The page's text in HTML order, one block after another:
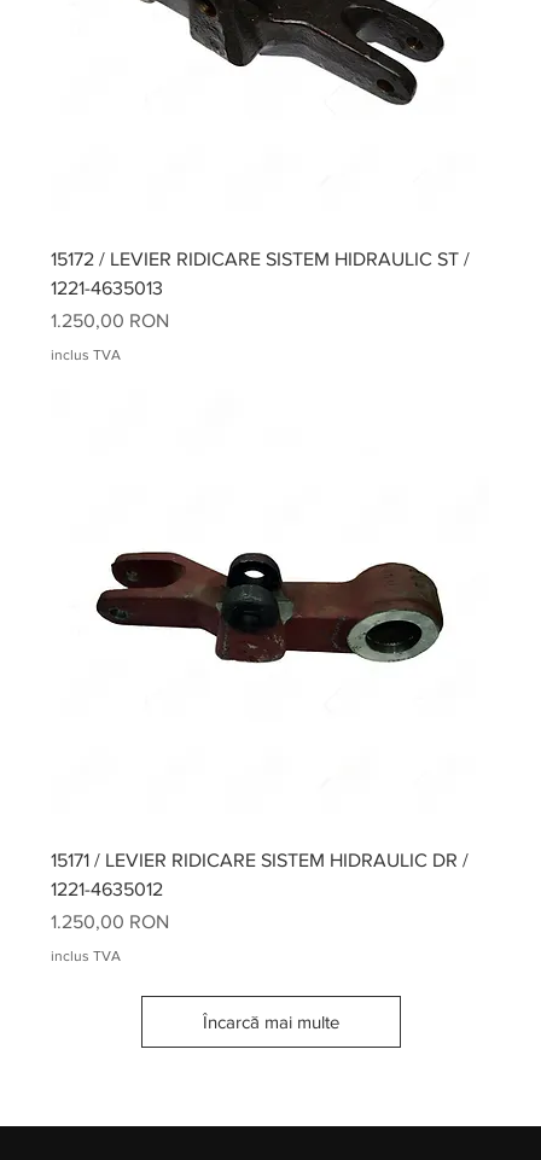
15172 / LEVIER RIDICARE SISTEM HIDRAULIC ST /
1221-4635013
Preț
1.250,00 RON
inclus TVA
15171 / LEVIER RIDICARE SISTEM HIDRAULIC DR /
1221-4635012
Preț
1.250,00 RON
inclus TVA
Încarcă mai multe